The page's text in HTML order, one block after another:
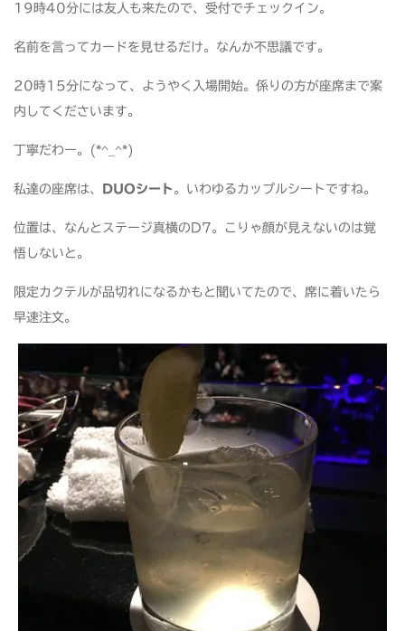
19時40分には友人も来たので、受付でチェックイン。
名前を言ってカードを見せるだけ。なんか不思議です。
20時15分になって、ようやく入場開始。係りの方が座席まで案
内してくださいます。
丁寧だわー。(*^_^*)
私達の座席は、 DUOシート 。いわゆるカップルシートですね。
位置は、なんとステージ真横のD7。こりゃ顔が見えないのは覚
悟しないと。
限定カクテルが品切れになるかもと聞いてたので、席に着いたら
早速注文。